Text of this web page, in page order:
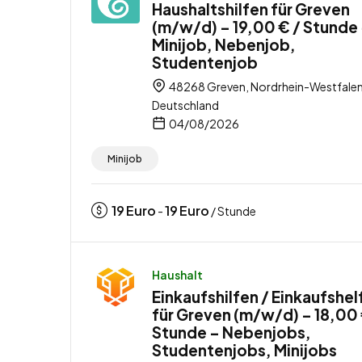
Haushaltshilfen für Greven
(m/w/d) – 19,00 € / Stunde
Minijob, Nebenjob,
Studentenjob
48268 Greven, Nordrhein-Westfalen,
Deutschland
04/08/2026
Minijob
19Euro -19Euro / Stunde
Haushalt
Einkaufshilfen /
für Greven (m/w/d) –
Stunde – Nebenjobs,
Studentenjobs, Minijobs